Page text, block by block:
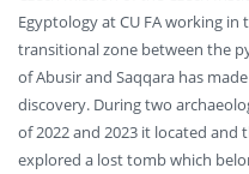
Egyptology at CU FA working in
transitional zone between the
of Abusir and Saqqara has
discovery. During two
of 2022 and 2023 it located and
explored a lost tomb which